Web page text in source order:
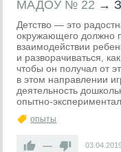
МАДОУ № 22 →
Детство — это
окружающего должно
взаимодействии
и разворачиваться,
чтобы он получал от
в этом направлении
деятельность
опытно-
опыты
—